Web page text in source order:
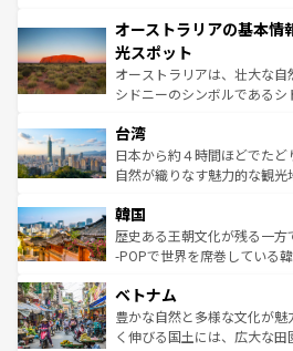
文化が魅力。旅行者はアメリ
しみながら、その多様性と豊
るだろう。車でのロードトリ
ならではの贅沢な旅のスタイルだ。 なお、新
情報は コンテンツ一覧 を参照
ワイ島は見逃せない。また、
島だが、静かな自然を求める
おすすめ。エメラルドグリー
文化や歴史が息づいている
人々、おいしいローカルフー
ク、伝統的なフラダンスな
っている。訪れるたびに新し
はコンテンツ一覧
オーストラリアの基本情
光スポット
オーストラリアは、壮大な自
シドニーのシンボルである
リアリーフや大陸中央部にそ
ク）、タスマニアの美しい
ど、見どころがたくさん。
いる。アクティビティも充実
ビング、ハイキングなど、
い。オーストラリアの多彩
参照してほしい。
台湾
日本から約４時間ほどでた
自然が織りなす魅力的な観
ン）、静ひつな山岳地帯であ
と山間の静けさが共存して
驚きをもたらしてくれる。
容にもいいと評判のスイーツ
が味わえる。 なお、新
照してほしい。
韓国
歴史ある王朝文化が残る一
-POPで世界を席巻している
き、地方に足を延ばせば四季
できる。そして、キムチや
まで、さまざまな韓国料理
ベトナム
豊かな自然と多様な文化が
く伸びる国土には、広大な